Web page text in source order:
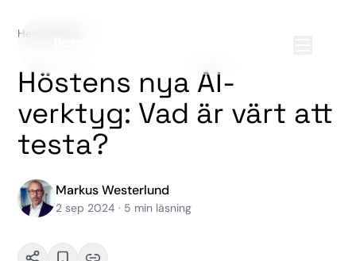
Hem
Höstens nya AI-
verktyg: Vad är värt att
testa?
Markus Westerlund
2 sep 2024 · 5 min läsning